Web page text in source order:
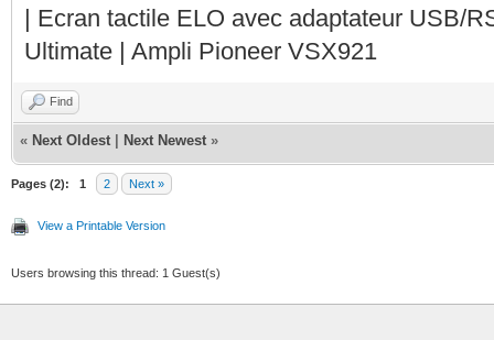
| Ecran tactile ELO avec adaptateur USB/
Ultimate | Ampli Pioneer VSX921
Find
« Next Oldest Next Newest »
Pages (2): 1 2 Next »
View a Printable Version
Users browsing this thread: 1 Guest(s)